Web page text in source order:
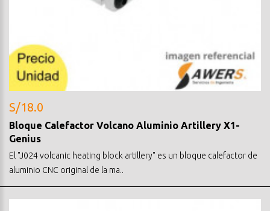
S/18.0
Bloque Calefactor Volcano Aluminio Artillery X1-
Genius
El "J024 volcanic heating block artillery" es un bloque calefactor de
aluminio CNC original de la ma..